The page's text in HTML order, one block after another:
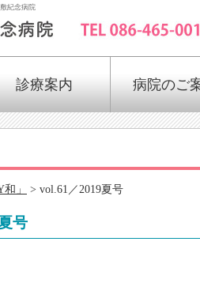
紀念病院
診療案内 病院のご
」 > vol.61／2019夏号
号